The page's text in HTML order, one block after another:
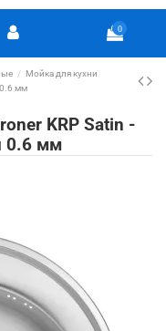
0
Мойка для кухни
0.6 мм
KRP Satin -
0.6 мм